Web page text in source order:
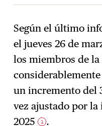
→ Suscríbase
Según el último
el jueves 26 de
los miembros de la
un incremento del
vez ajustado por
2025 1 .